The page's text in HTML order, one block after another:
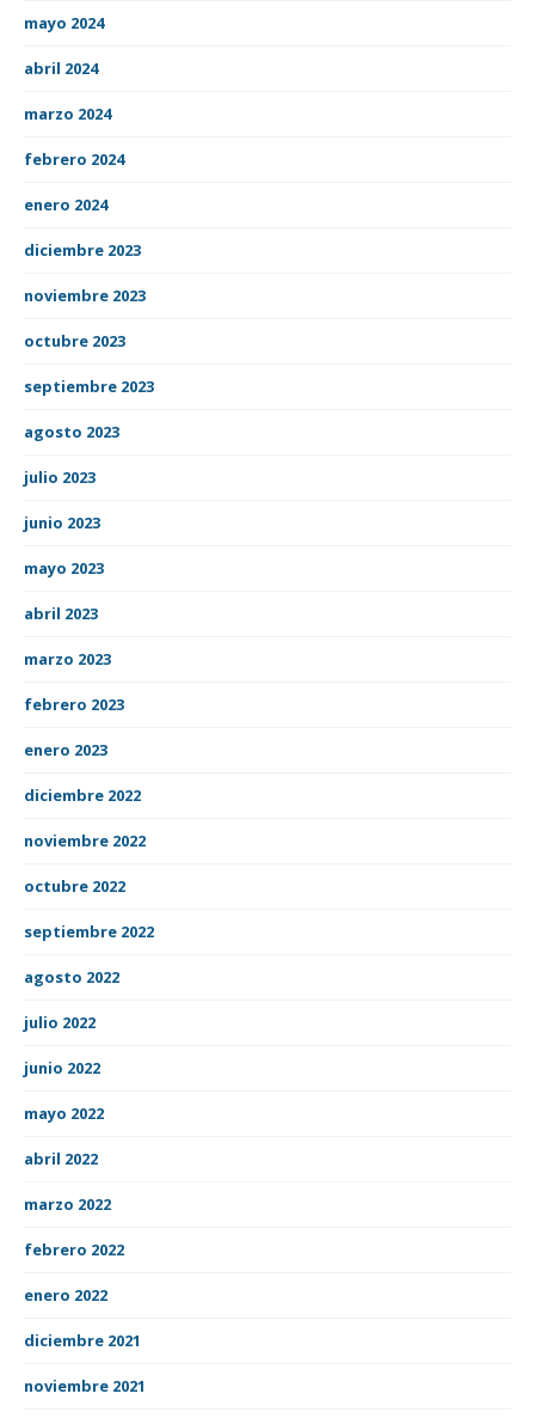
mayo 2024
abril 2024
marzo 2024
febrero 2024
enero 2024
diciembre 2023
noviembre 2023
octubre 2023
septiembre 2023
agosto 2023
julio 2023
junio 2023
mayo 2023
abril 2023
marzo 2023
febrero 2023
enero 2023
diciembre 2022
noviembre 2022
octubre 2022
septiembre 2022
agosto 2022
julio 2022
junio 2022
mayo 2022
abril 2022
marzo 2022
febrero 2022
enero 2022
diciembre 2021
noviembre 2021